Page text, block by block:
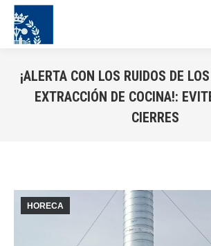
¡ALERTA CON LOS RUIDOS DE
EXTRACCIÓN DE COCINA!:
CIERRES
HORECA